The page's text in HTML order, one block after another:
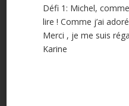
Défi 1: Michel,
lire ! Comme j’ai
Merci , je me suis
Karine